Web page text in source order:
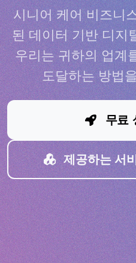
시니어 케어 비즈니
된 데이터 기반 디지
우리는 귀하의 업계
도달하는 방법
무료
제공하는 서